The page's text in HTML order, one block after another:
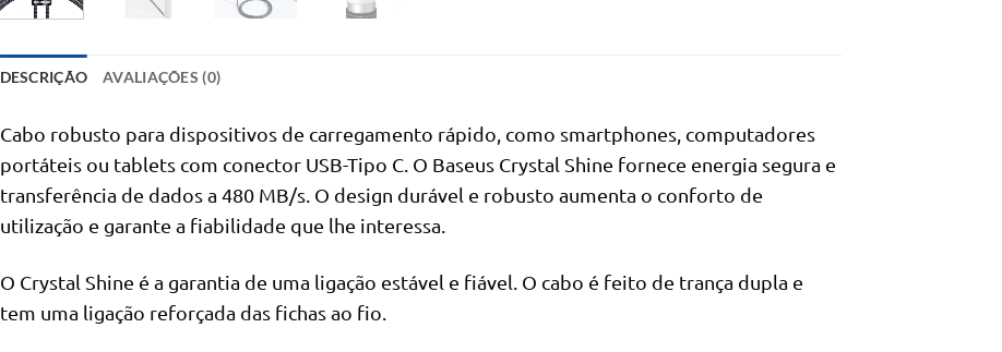
DESCRIÇÃO AVALIAÇÕES (0)
Cabo robusto para dispositivos de carregamento rápido, como smartphones, computadores
portáteis ou tablets com conector USB-Tipo C. O Baseus Crystal Shine fornece energia segura e
transferência de dados a 480 MB/s. O design durável e robusto aumenta o conforto de
utilização e garante a fiabilidade que lhe interessa.
O Crystal Shine é a garantia de uma ligação estável e fiável. O cabo é feito de trança dupla e
tem uma ligação reforçada das fichas ao fio.